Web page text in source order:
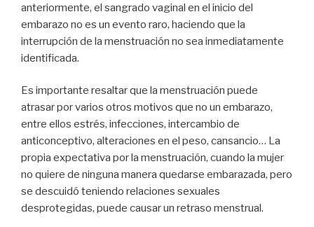
anteriormente, el sangrado vaginal en el inicio del
embarazo no es un evento raro, haciendo que la
interrupción de la menstruación no sea inmediatamente
identificada.
Es importante resaltar que la menstruación puede
atrasar por varios otros motivos que no un embarazo,
entre ellos estrés, infecciones, intercambio de
anticonceptivo, alteraciones en el peso, cansancio… La
propia expectativa por la menstruación, cuando la mujer
no quiere de ninguna manera quedarse embarazada, pero
se descuidó teniendo relaciones sexuales
desprotegidas, puede causar un retraso menstrual.